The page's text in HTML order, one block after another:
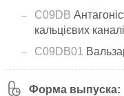
C09DB
кальцієвих
C09DB01
Форма выпуска: